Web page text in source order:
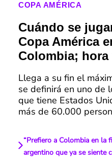
COPA AMÉRICA
Cuándo se
Copa América
Colombia;
Llega a su fin el
se definirá en uno de
que tiene Estados
más de 60.000
“Prefiero a Colombia en la
argentino que ya se siente